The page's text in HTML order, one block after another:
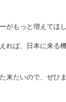
がもっと増えてほし
れば、日本に来る
来たいので、ぜひ